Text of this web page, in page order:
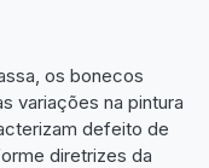
os bonecos
variações na pintura
defeito de
diretrizes da